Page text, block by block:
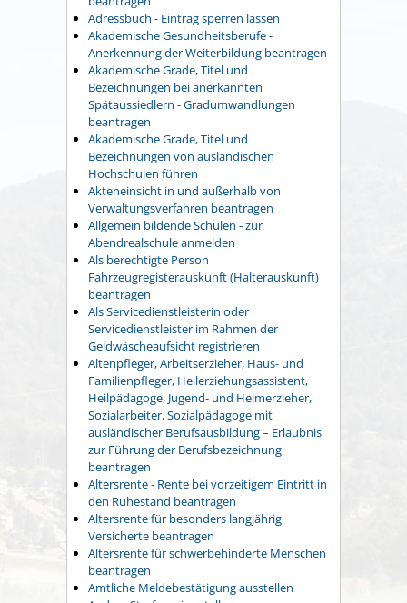
Adressbuch - Eintrag sperren lassen
Akademische Gesundheitsberufe -
Anerkennung der Weiterbildung beantragen
Akademische Grade, Titel und
Bezeichnungen bei anerkannten
Spätaussiedlern - Gradumwandlungen
beantragen
Akademische Grade, Titel und
Bezeichnungen von ausländischen
Hochschulen führen
Akteneinsicht in und außerhalb von
Verwaltungsverfahren beantragen
Allgemein bildende Schulen - zur
Abendrealschule anmelden
Als berechtigte Person
Fahrzeugregisterauskunft (Halterauskunft)
beantragen
Als Servicedienstleisterin oder
Servicedienstleister im Rahmen der
Geldwäscheaufsicht registrieren
Altenpfleger, Arbeitserzieher, Haus- und
Familienpfleger, Heilerziehungsassistent,
Heilpädagoge, Jugend- und Heimerzieher,
Sozialarbeiter, Sozialpädagoge mit
ausländischer Berufsausbildung – Erlaubnis
zur Führung der Berufsbezeichnung
beantragen
Altersrente - Rente bei vorzeitigem Eintritt in
den Ruhestand beantragen
Altersrente für besonders langjährig
Versicherte beantragen
Altersrente für schwerbehinderte Menschen
beantragen
Amtliche Meldebestätigung ausstellen